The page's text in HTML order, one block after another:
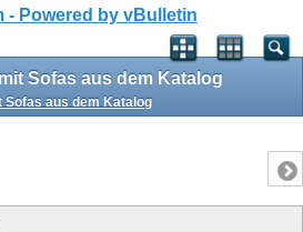
Sofas aus dem Katalog
Sofas aus dem Katalog